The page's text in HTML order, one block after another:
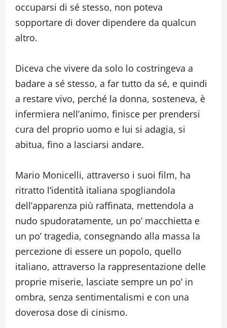
occuparsi di sé stesso, non poteva
sopportare di dover dipendere da qualcun
altro.
Diceva che vivere da solo lo costringeva a
badare a sé stesso, a far tutto da sé, e quindi
a restare vivo, perché la donna, sosteneva, è
infermiera nell’animo, finisce per prendersi
cura del proprio uomo e lui si adagia, si
abitua, fino a lasciarsi andare.
Mario Monicelli, attraverso i suoi film, ha
ritratto l’identità italiana spogliandola
dell’apparenza più raffinata, mettendola a
nudo spudoratamente, un po’ macchietta e
un po’ tragedia, consegnando alla massa la
percezione di essere un popolo, quello
italiano, attraverso la rappresentazione delle
proprie miserie, lasciate sempre un po’ in
ombra, senza sentimentalismi e con una
doverosa dose di cinismo.